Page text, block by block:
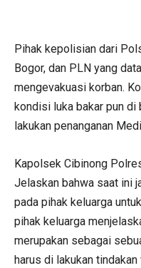
Pihak kepolisian dari
Bogor, dan PLN yang
mengevakuasi korban.
kondisi luka bakar pun di
lakukan penanganan
Kapolsek Cibinong
Jelaskan bahwa saat ini
pada pihak keluarga
pihak keluarga
merupakan sebagai
harus di lakukan